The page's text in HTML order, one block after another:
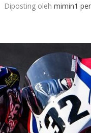
Diposting olehmimin1